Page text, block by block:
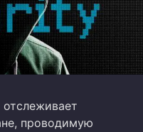
отслеживает
проводимую